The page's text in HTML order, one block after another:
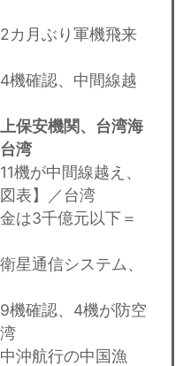
カ月ぶり軍機飛来
機確認、中間線越
保安機関、台湾海
湾
機が中間線越え、
表】／台湾
は3千億元以下＝
星通信システム、
機確認、4機が防空
沖航行の中国漁